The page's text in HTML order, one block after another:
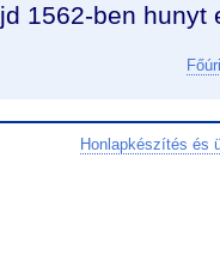
1562-ben hunyt
Honlapkészítés és